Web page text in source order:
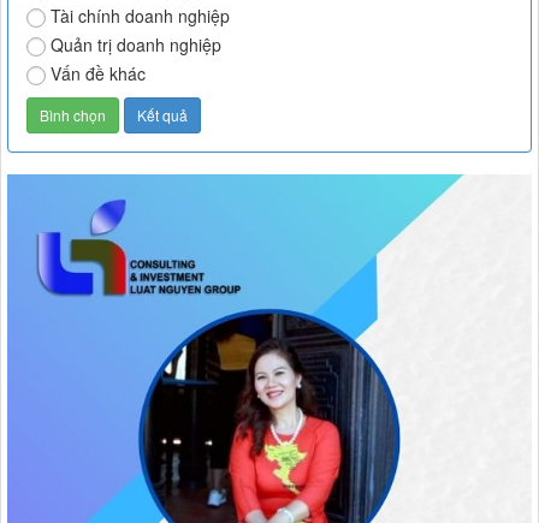
Tài chính doanh nghiệp
Quản trị doanh nghiệp
Vấn đề khác